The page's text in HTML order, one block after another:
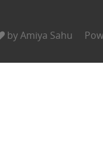
byAmiya Sahu